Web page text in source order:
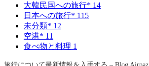
大韓民国への旅行* 14
日本への旅行* 115
未分類* 12
空港* 11
食べ物と料理 1